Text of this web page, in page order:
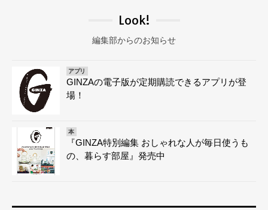
Look!
編集部からのお知らせ
アプリ
GINZAの電子版が定期購読できるアプリが登
場！
本
『GINZA特別編集 おしゃれな人が毎日使うも
の、暮らす部屋』発売中